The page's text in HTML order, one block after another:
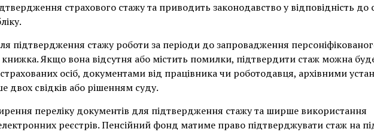
страхового стажу та приводить законодавство у відповідність до
підтвердження стажу роботи за періоди до запровадження
Якщо вона відсутня або містить помилки, підтвердити стаж можна
осіб, документами від працівника чи роботодавця, архівними
свідків або рішенням суду.
переліку документів для підтвердження стажу та ширше використання
реєстрів. Пенсійний фонд матиме право підтверджувати стаж на